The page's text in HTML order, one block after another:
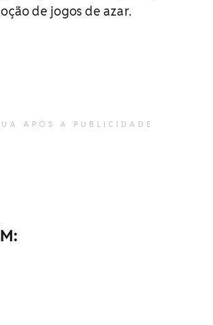
de jogos de azar.
APÓS A PUBLICIDADE